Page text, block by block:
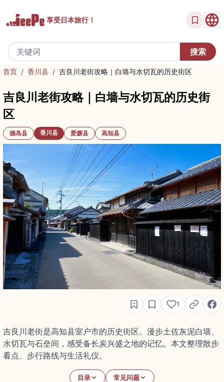
享受日本旅行！
首页 / 香川县 / 吉良川老街攻略｜白墙与水切瓦的历史街区
吉良川老街攻略｜白墙与水切瓦的历史街
区
德岛县 香川县 爱媛县 高知县
1
吉良川老街是高知县室户市的历史街区。漫步土佐灰泥白墙、
水切瓦与石垒间，感受备长炭兴盛之地的记忆。本文整理散步
看点、步行路线与生活礼仪。
目录 常见问题